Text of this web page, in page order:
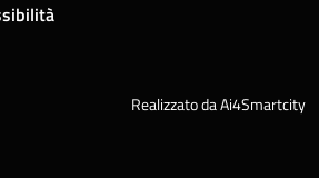
Realizzato da Ai4Smartcity